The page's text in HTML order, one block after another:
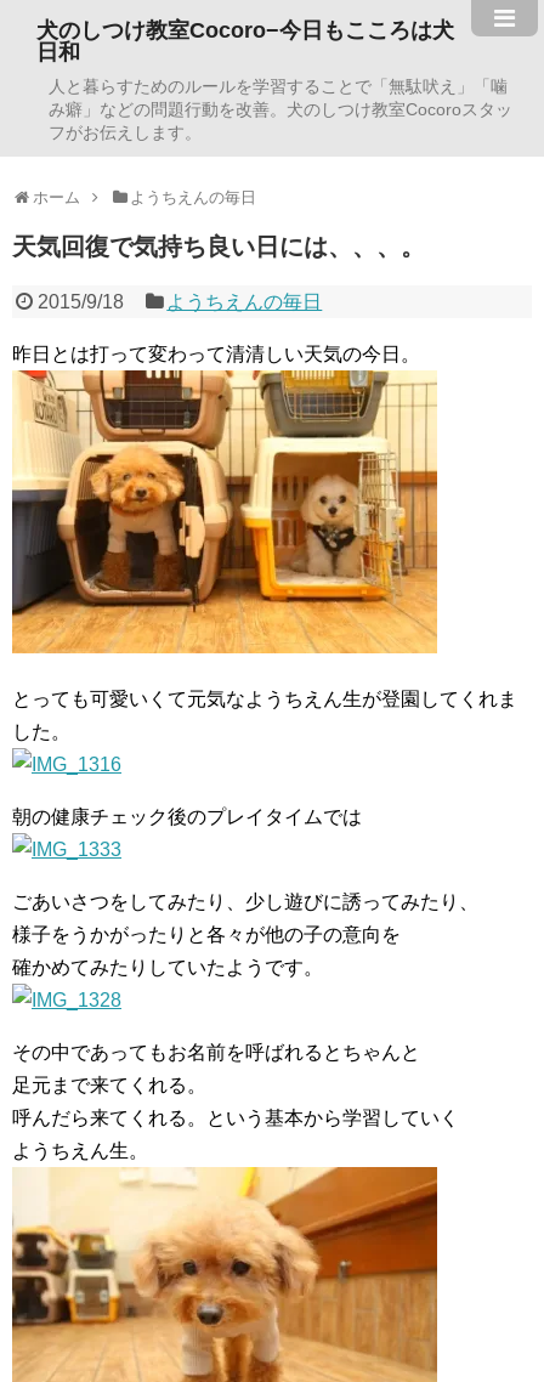
犬のしつけ教室Cocoro−今日もこころは犬
日和
人と暮らすためのルールを学習することで「無駄吠え」「噛
み癖」などの問題行動を改善。犬のしつけ教室Cocoroスタッ
フがお伝えします。
ホーム ようちえんの毎日
天気回復で気持ち良い日には、、、。
2015/9/18 ようちえんの毎日
昨日とは打って変わって清清しい天気の今日。
とっても可愛いくて元気なようちえん生が登園してくれま
した。
朝の健康チェック後のプレイタイムでは
ごあいさつをしてみたり、少し遊びに誘ってみたり、
様子をうかがったりと各々が他の子の意向を
確かめてみたりしていたようです。
その中であってもお名前を呼ばれるとちゃんと
足元まで来てくれる。
呼んだら来てくれる。という基本から学習していく
ようちえん生。